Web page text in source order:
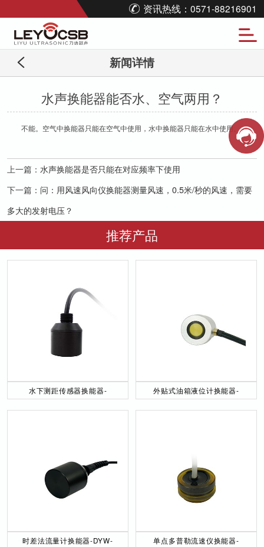
资讯热线：0571-88216901
新闻详情
水声换能器能否水、空气两用？
不能。空气中换能器只能在空气中使用，水中换能器只能在水中使用。
上一篇： 水声换能器是否只能在对应频率下使用
下一篇： 问：用风速风向仪换能器测量风速，0.5米/秒的风速，需要
多大的发射电压？
推荐产品
水下测距传感器换能器-
外贴式油箱液位计换能器-
时差法流量计换能器-DYW-
单点多普勒流速仪换能器-